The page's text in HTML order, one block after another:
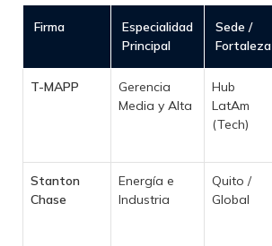
Firma
Especialidad
Principal
Sede /
Fortaleza
T-MAPP
Gerencia
Media y Alta
Hub
LatAm
(Tech)
Stanton
Chase
Energía e
Industria
Quito /
Global